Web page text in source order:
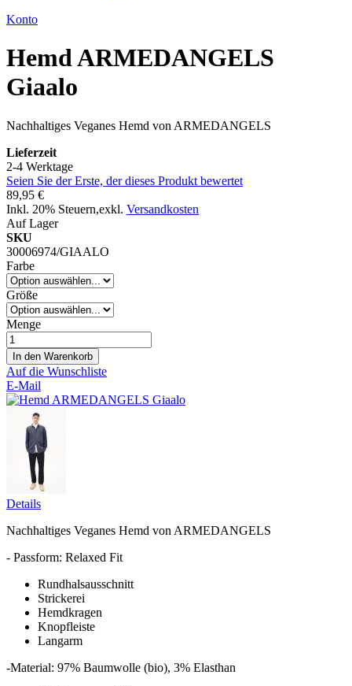
Konto
Hemd ARMEDANGELS
Giaalo
Nachhaltiges Veganes Hemd von ARMEDANGELS
Lieferzeit
2-4 Werktage
Seien Sie der Erste, der dieses Produkt bewertet
89,95 €
Inkl. 20% Steuern,exkl. Versandkosten
Auf Lager
SKU
30006974/GIAALO
Farbe
Größe
Menge
In den Warenkorb
Auf die Wunschliste
E-Mail
Details
Nachhaltiges Veganes Hemd von ARMEDANGELS
- Passform: Relaxed Fit
Rundhalsausschnitt
Strickerei
Hemdkragen
Knopfleiste
Langarm
-Material: 97% Baumwolle (bio), 3% Elasthan